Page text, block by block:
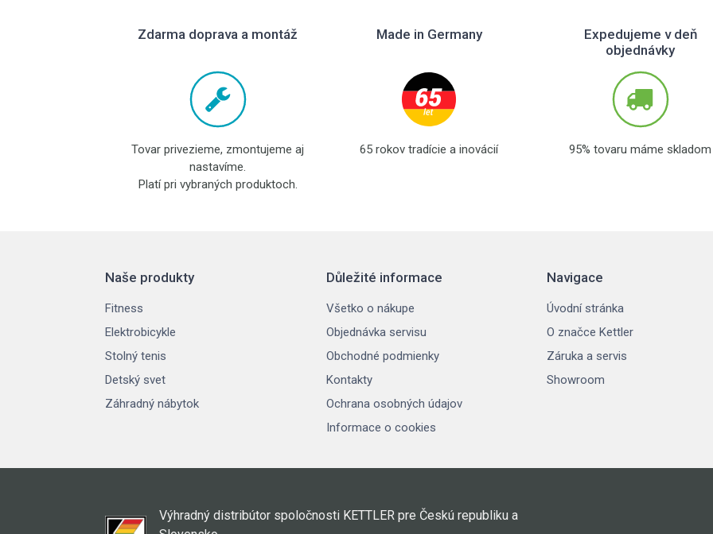
Zdarma doprava a montáž
Tovar privezieme, zmontujeme aj
nastavíme.
Platí pri vybraných produktoch.
Made in Germany
65 rokov tradície a inovácií
Expedujeme v deň
objednávky
95% tovaru máme skladom
Naše produkty
Fitness
Elektrobicykle
Stolný tenis
Detský svet
Záhradný nábytok
Důležité informace
Všetko o nákupe
Objednávka servisu
Obchodné podmienky
Kontakty
Ochrana osobných údajov
Informace o cookies
Navigace
Úvodní stránka
O značce Kettler
Záruka a servis
Showroom
Výhradný distribútor spoločnosti KETTLER pre Českú republiku a